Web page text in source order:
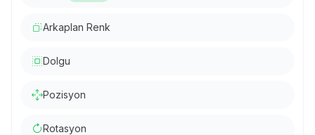
Arkaplan Renk
Dolgu
Pozisyon
Rotasyon